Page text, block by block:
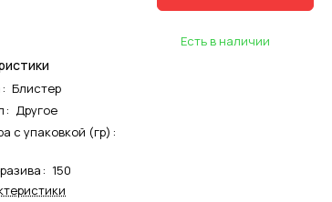
: Блистер
: Другое
с упаковкой (гр) :
: 150
Есть в наличии